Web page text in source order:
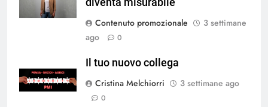
Contenuto promozionale
3 settimane
ago
0
Il tuo nuovo collega
Cristina Melchiorri
3 settimane ago
0